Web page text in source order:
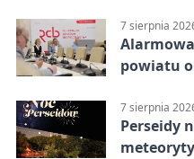
7 sierpnia
powiatu
7 sierpnia
Perseidy